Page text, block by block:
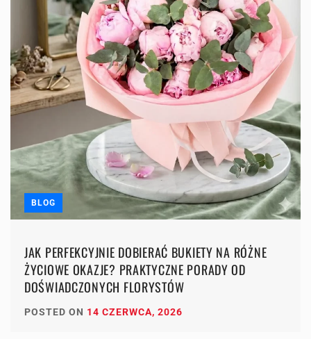
BLOG
JAK PERFEKCYJNIE DOBIERAĆ BUKIETY NA RÓŻNE
ŻYCIOWE OKAZJE? PRAKTYCZNE PORADY OD
DOŚWIADCZONYCH FLORYSTÓW
POSTED ON 14 CZERWCA, 2026